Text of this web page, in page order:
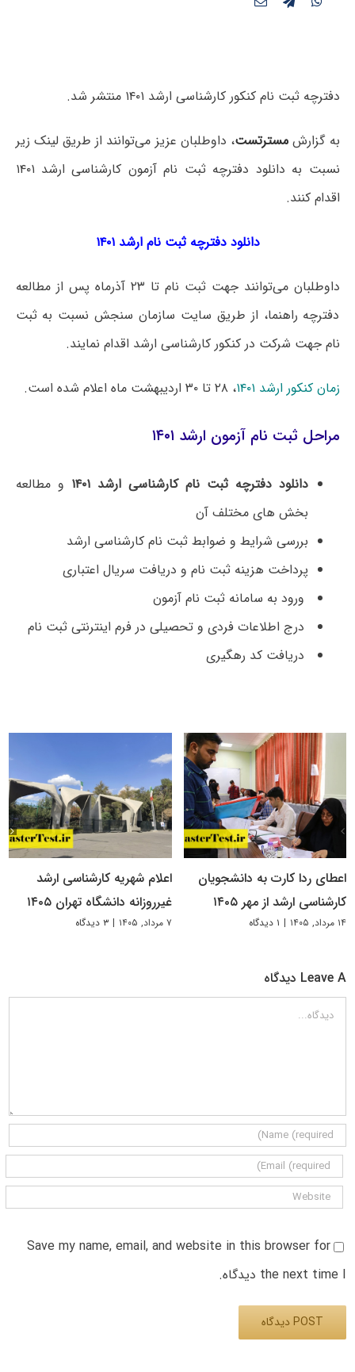
دفترچه ثبت نام کنکور کارشناسی ارشد ۱۴۰۱ منتشر شد.
به گزارش مسترتست، داوطلبان عزیز می‌توانند از طریق لینک زیر
نسبت به دانلود دفترچه ثبت نام آزمون کارشناسی ارشد ۱۴۰۱
اقدام کنند.
دانلود دفترچه ثبت نام ارشد ۱۴۰۱
داوطلبان می‌توانند جهت ثبت نام تا ۲۳ آذرماه پس از مطالعه
دفترچه راهنما، از طریق سایت سازمان سنجش نسبت به ثبت
نام جهت شرکت در کنکور کارشناسی ارشد اقدام نمایند.
زمان کنکور ارشد ۱۴۰۱ ، ۲۸ تا ۳۰ اردیبهشت ماه اعلام شده است.
مراحل ثبت نام آزمون ارشد ۱۴۰۱
دانلود دفترچه ثبت نام کارشناسی ارشد ۱۴۰۱
و مطالعه
بخش های مختلف آن
بررسی شرایط و ضوابط ثبت نام کارشناسی ارشد
پرداخت هزینه ثبت نام و دریافت سریال اعتباری
ورود به سامانه ثبت نام آزمون
درج اطلاعات فردی و تحصیلی در فرم اینترنتی ثبت نام
دریافت کد رهگیری
اعطای ردا کارت به دانشجویان
کارشناسی ارشد از مهر ۱۴۰۵
۱۴ مرداد, ۱۴۰۵ | ۱ دیدگاه
اعلام شهریه کارشناسی ارشد
غیرروزانه دانشگاه تهران ۱۴۰۵
۷ مرداد, ۱۴۰۵ | ۳ دیدگاه
Leave A دیدگاه
دیدگاه
Save my name, email, and website in this browser for
the next time I دیدگاه.